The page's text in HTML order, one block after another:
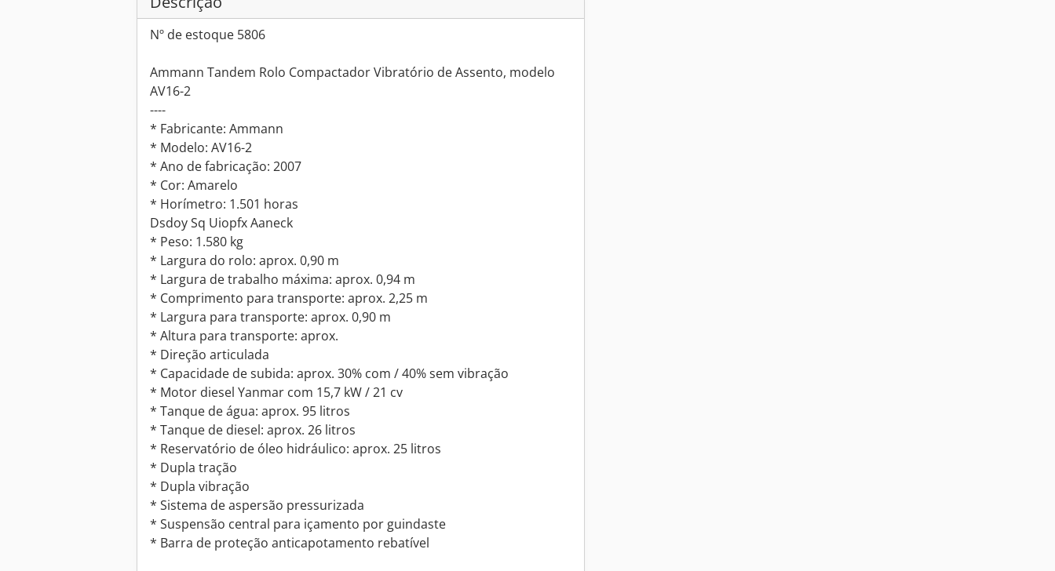
Nº de estoque 5806
Ammann Tandem Rolo Compactador Vibratório de Assento, modelo
AV16-2
----
* Fabricante: Ammann
* Modelo: AV16-2
* Ano de fabricação: 2007
* Cor: Amarelo
* Horímetro: 1.501 horas
Dsdoy Sq Uiopfx Aaneck
* Peso: 1.580 kg
* Largura do rolo: aprox. 0,90 m
* Largura de trabalho máxima: aprox. 0,94 m
* Comprimento para transporte: aprox. 2,25 m
* Largura para transporte: aprox. 0,90 m
* Altura para transporte: aprox.
* Direção articulada
* Capacidade de subida: aprox. 30% com / 40% sem vibração
* Motor diesel Yanmar com 15,7 kW / 21 cv
* Tanque de água: aprox. 95 litros
* Tanque de diesel: aprox. 26 litros
* Reservatório de óleo hidráulico: aprox. 25 litros
* Dupla tração
* Dupla vibração
* Sistema de aspersão pressurizada
* Suspensão central para içamento por guindaste
* Barra de proteção anticapotamento rebatível